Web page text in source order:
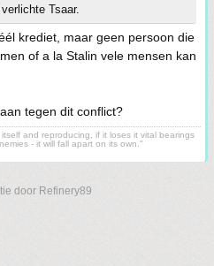
Tsaar.
krediet, maar geen persoon die
of a la Stalin vele mensen kan
tegen dit conflict?
and reproducing, if it loses it vital bearings
- it will fall apart on its own."
door Refinery89